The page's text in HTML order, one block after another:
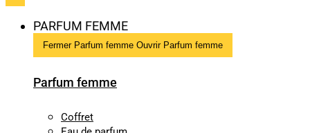
PARFUM FEMME
Fermer Parfum femme Ouvrir Parfum femme
Parfum femme
Coffret